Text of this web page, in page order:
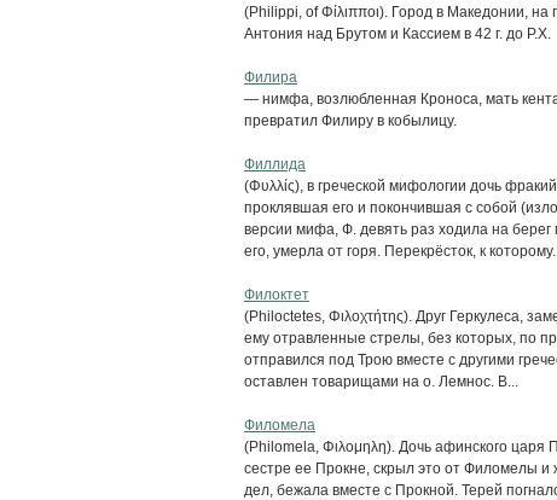
(Philippi, of Φίλιπποι). Город в Македонии,
Антония над Брутом и Кассием в 42 г. до Р.Х.
Филира
— нимфа, возлюбленная Кроноса, мать
превратил Филиру в кобылицу.
Филлида
(Φυλλίς), в греческой мифологии дочь
проклявшая его и покончившая с собой
версии мифа, Ф. девять раз ходила на
его, умерла от горя. Перекрёсток, к которому...
Филоктет
(Philoctetes, Φιλοχτήτης). Друг Геркулеса,
ему отравленные стрелы, без которых, по
отправился под Трою вместе с другими
оставлен товарищами на о. Лемнос. В...
Филомела
(Philomela, Φιλομηλη). Дочь афинского
сестре ее Прокне, скрыл это от Филомелы
дел, бежала вместе с Прокной. Терей